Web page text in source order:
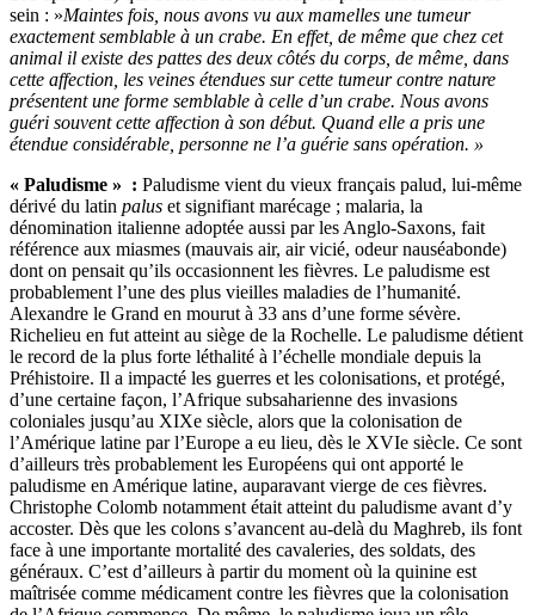
sein : »Maintes fois, nous avons vu aux mamelles une tumeur
exactement semblable à un crabe. En effet, de même que chez cet
animal il existe des pattes des deux côtés du corps, de même, dans
cette affection, les veines étendues sur cette tumeur contre nature
présentent une forme semblable à celle d’un crabe. Nous avons
guéri souvent cette affection à son début. Quand elle a pris une
étendue considérable, personne ne l’a guérie sans opération. »
« Paludisme » : Paludisme vient du vieux français palud, lui-même
dérivé du latin palus et signifiant marécage ; malaria, la
dénomination italienne adoptée aussi par les Anglo-Saxons, fait
référence aux miasmes (mauvais air, air vicié, odeur nauséabonde)
dont on pensait qu’ils occasionnent les fièvres. Le paludisme est
probablement l’une des plus vieilles maladies de l’humanité.
Alexandre le Grand en mourut à 33 ans d’une forme sévère.
Richelieu en fut atteint au siège de la Rochelle. Le paludisme détient
le record de la plus forte léthalité à l’échelle mondiale depuis la
Préhistoire. Il a impacté les guerres et les colonisations, et protégé,
d’une certaine façon, l’Afrique subsaharienne des invasions
coloniales jusqu’au XIXe siècle, alors que la colonisation de
l’Amérique latine par l’Europe a eu lieu, dès le XVIe siècle. Ce sont
d’ailleurs très probablement les Européens qui ont apporté le
paludisme en Amérique latine, auparavant vierge de ces fièvres.
Christophe Colomb notamment était atteint du paludisme avant d’y
accoster. Dès que les colons s’avancent au-delà du Maghreb, ils font
face à une importante mortalité des cavaleries, des soldats, des
généraux. C’est d’ailleurs à partir du moment où la quinine est
maîtrisée comme médicament contre les fièvres que la colonisation